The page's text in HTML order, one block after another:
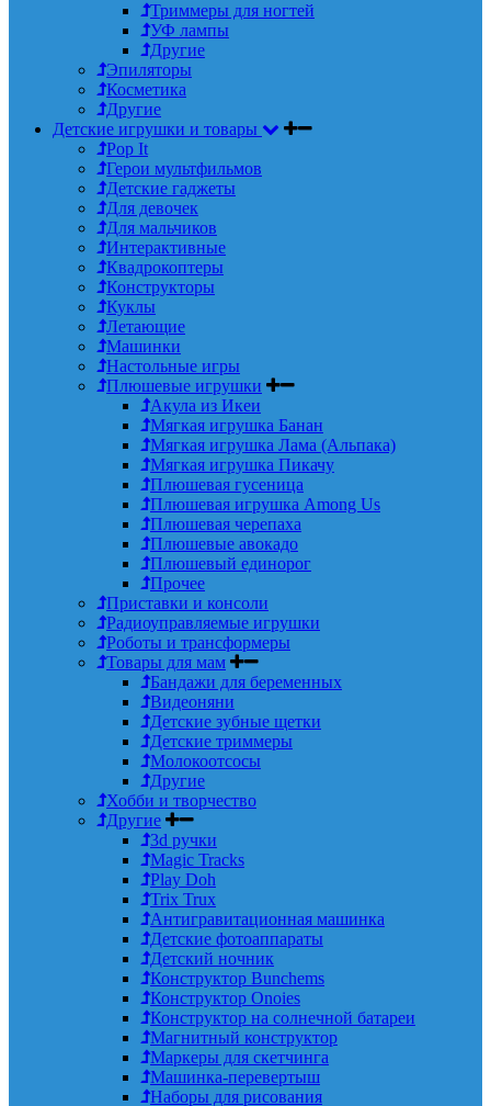
Триммеры для ногтей
УФ лампы
Другие
Эпиляторы
Косметика
Другие
Детские игрушки и товары
Pop It
Герои мультфильмов
Детские гаджеты
Для девочек
Для мальчиков
Интерактивные
Квадрокоптеры
Конструкторы
Куклы
Летающие
Машинки
Настольные игры
Плюшевые игрушки
Акула из Икеи
Мягкая игрушка Банан
Мягкая игрушка Лама (Альпака)
Мягкая игрушка Пикачу
Плюшевая гусеница
Плюшевая игрушка Among Us
Плюшевая черепаха
Плюшевые авокадо
Плюшевый единорог
Прочее
Приставки и консоли
Радиоуправляемые игрушки
Роботы и трансформеры
Товары для мам
Бандажи для беременных
Видеоняни
Детские зубные щетки
Детские триммеры
Молокоотсосы
Другие
Хобби и творчество
Другие
3d ручки
Magic Tracks
Play Doh
Trix Trux
Антигравитационная машинка
Детские фотоаппараты
Детский ночник
Конструктор Bunchems
Конструктор Onoies
Конструктор на солнечной батареи
Магнитный конструктор
Маркеры для скетчинга
Машинка-перевертыш
Наборы для рисования